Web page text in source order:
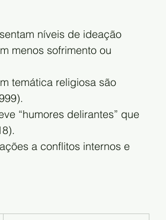
níveis de ideação
menos sofrimento ou
temática religiosa são
“humores delirantes” que
a conflitos internos e